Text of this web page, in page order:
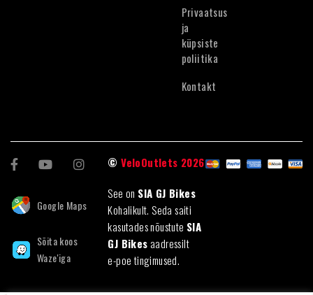
Privaatsus
ja
küpsiste
poliitika
Kontakt
Google Maps
Sõita koos
Waze'iga
©VeloOutlets 2026
See on SIA GJ Bikes
Kohalikult. Seda saiti
kasutades nõustute SIA
GJ Bikes aadressilt
e-poe tingimused.